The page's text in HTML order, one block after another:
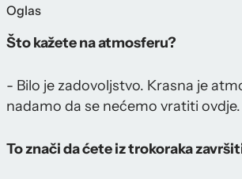
Oglas
Što kažete na atmosferu?
- Bilo je zadovoljstvo. Krasna je
nadamo da se nećemo vratiti ovdje.
To znači da ćete iz trokoraka